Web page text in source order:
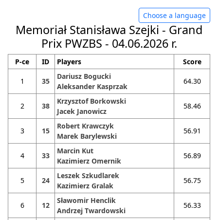
Choose a language
Memoriał Stanisława Szejki - Grand
Prix PWZBS - 04.06.2026 r.
P-ce ID Players Score
1 35
Dariusz Bogucki
Aleksander Kasprzak
64.30
2 38
Krzysztof Borkowski
Jacek Janowicz
58.46
3 15
Robert Krawczyk
Marek Barylewski
56.91
4 33
Marcin Kut
Kazimierz Omernik
56.89
5 24
Leszek Szkudlarek
Kazimierz Gralak
56.75
6 12
Sławomir Henclik
Andrzej Twardowski
56.33